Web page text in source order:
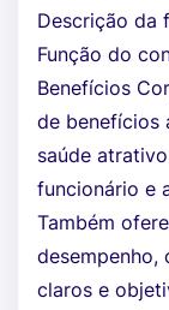
Descrição da
Função do
Benefícios
de benefícios
saúde
funcionário e
Também
claros e